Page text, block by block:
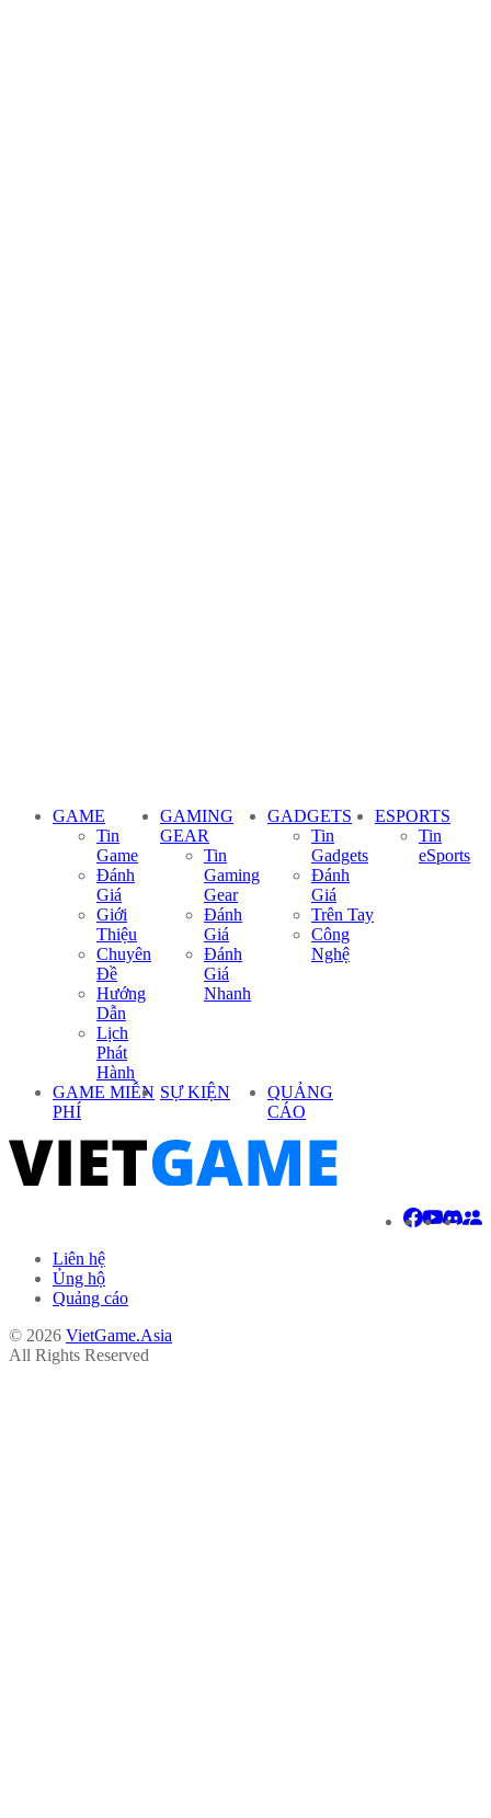
GAME
Tin
Game
Đánh
Giá
Giới
Thiệu
Chuyên
Đề
Hướng
Dẫn
Lịch
Phát
Hành
GAMING
GEAR
Tin
Gaming
Gear
Đánh
Giá
Đánh
Giá
Nhanh
GADGETS
Tin
Gadgets
Đánh
Giá
Trên Tay
Công
Nghệ
ESPORTS
Tin
eSports
GAME MIỄN
PHÍ
SỰ KIỆN
QUẢNG
CÁO
Liên hệ
Ủng hộ
Quảng cáo
© 2026 VietGame.Asia
All Rights Reserved